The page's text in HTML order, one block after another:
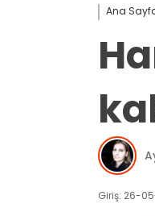
Ana
Giriş: 26-